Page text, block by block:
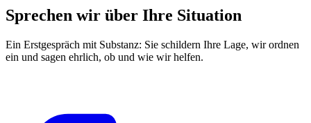
Sprechen wir über Ihre Situation
Ein Erstgespräch mit Substanz: Sie schildern Ihre Lage, wir ordnen
ein und sagen ehrlich, ob und wie wir helfen.